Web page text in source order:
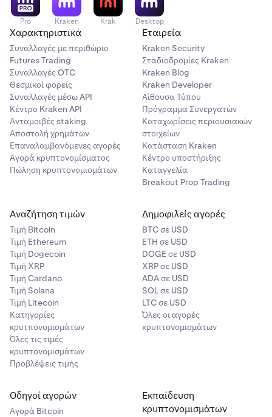
Pro Kraken Krak Desktop
Χαρακτηριστικά
Συναλλαγές με περιθώριο
Futures Trading
Συναλλαγές OTC
Θεσμικοί φορείς
Συναλλαγές μέσω API
Κέντρο Kraken API
Ανταμοιβές staking
Αποστολή χρημάτων
Επαναλαμβανόμενες αγορές
Αγορά κρυπτονομίσματος
Πώληση κρυπτονομισμάτων
Εταιρεία
Kraken Security
Σταδιοδρομίες Kraken
Kraken Blog
Kraken Developer
Αίθουσα Τύπου
Πρόγραμμα Συνεργατών
Καταχωρίσεις περιουσιακών
στοιχείων
Κατάσταση Kraken
Κέντρο υποστήριξης
Καταγγελία
Breakout Prop Trading
Αναζήτηση τιμών
Τιμή Βitcoin
Τιμή Ethereum
Τιμή Dogecoin
Τιμή XRP
Τιμή Cardano
Τιμή Solana
Τιμή Litecoin
Κατηγορίες
κρυτπονομισμάτων
Όλες τις τιμές
κρυπτονομισμάτων
Προβλέψεις τιμής
Δημοφιλείς αγορές
BTC σε USD
ETH σε USD
DOGE σε USD
XRP σε USD
ADA σε USD
SOL σε USD
LTC σε USD
Όλες οι αγορές
κρυπτονομισμάτων
Οδηγοί αγορών
Αγορά Bitcoin
Εκπαίδευση
κρυπτονομισμάτων